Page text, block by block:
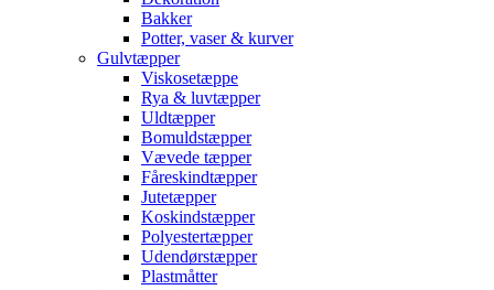
Bakker
Potter, vaser & kurver
Gulvtæpper
Viskosetæppe
Rya & luvtæpper
Uldtæpper
Bomuldstæpper
Vævede tæpper
Fåreskindtæpper
Jutetæpper
Koskindstæpper
Polyestertæpper
Udendørstæpper
Plastmåtter